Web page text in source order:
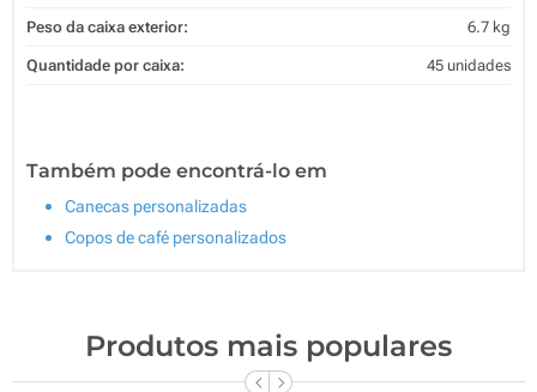
Peso da caixa exterior: 6.7 kg
Quantidade por caixa: 45 unidades
Também pode encontrá-lo em
Canecas personalizadas
Copos de café personalizados
Produtos mais populares